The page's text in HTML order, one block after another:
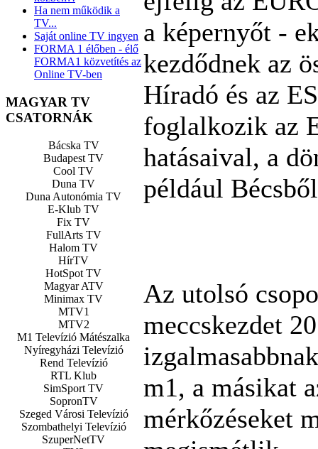
Ha nem működik a
TV...
Saját online TV ingyen
FORMA 1 élőben - élő
FORMA1 közvetítés az
Online TV-ben
MAGYAR TV
CSATORNÁK
Bácska TV
Budapest TV
Cool TV
Duna TV
Duna Autonómia TV
E-Klub TV
Fix TV
FullArts TV
Halom TV
HírTV
HotSpot TV
Magyar ATV
Minimax TV
MTV1
MTV2
M1 Televízió Mátészalka
Nyíregyházi Televízió
Rend Televízió
RTL Klub
SimSport TV
SopronTV
Szeged Városi Televízió
Szombathelyi Televízió
SzuperNetTV
a képernyőt -
kezdődnek az
Híradó és az
foglalkozik az
hatásaival, a
például
Az utolsó
meccskezdet
m1, a másikat
mérkőzéseket